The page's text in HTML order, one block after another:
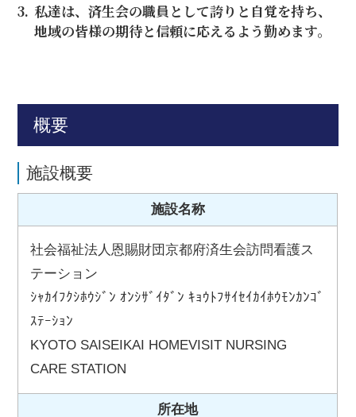
私達は、済生会の職員として誇りと自覚を持ち、
地域の皆様の期待と信頼に応えるよう勤めます。
概要
施設概要
施設名称
社会福祉法人恩賜財団京都府済生会訪問看護ス
テーション
ｼｬｶｲﾌｸｼﾎｳｼﾞﾝ ｵﾝｼｻﾞｲﾀﾞﾝ ｷｮｳﾄﾌｻｲｾｲｶｲﾎｳﾓﾝｶﾝｺﾞ
ｽﾃｰｼｮﾝ
KYOTO SAISEIKAI HOMEVISIT NURSING
CARE STATION
所在地